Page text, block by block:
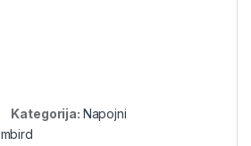
Kategorija: Napojni